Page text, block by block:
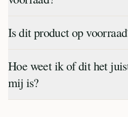
Is dit product op
Hoe weet ik of dit het
mij is?